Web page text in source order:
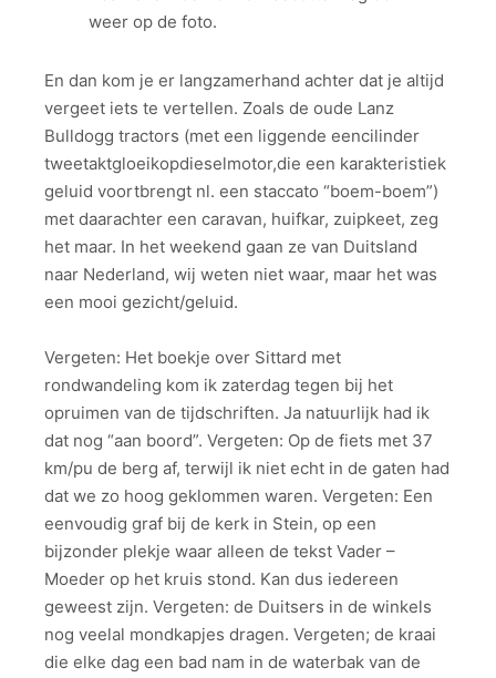
weer op de foto.
En dan kom je er langzamerhand achter dat je altijd
vergeet iets te vertellen. Zoals de oude Lanz
Bulldogg tractors (met een liggende eencilinder
tweetaktgloeikopdieselmotor,die een karakteristiek
geluid voortbrengt nl. een staccato “boem-boem”)
met daarachter een caravan, huifkar, zuipkeet, zeg
het maar. In het weekend gaan ze van Duitsland
naar Nederland, wij weten niet waar, maar het was
een mooi gezicht/geluid.
Vergeten: Het boekje over Sittard met
rondwandeling kom ik zaterdag tegen bij het
opruimen van de tijdschriften. Ja natuurlijk had ik
dat nog “aan boord”. Vergeten: Op de fiets met 37
km/pu de berg af, terwijl ik niet echt in de gaten had
dat we zo hoog geklommen waren. Vergeten: Een
eenvoudig graf bij de kerk in Stein, op een
bijzonder plekje waar alleen de tekst Vader –
Moeder op het kruis stond. Kan dus iedereen
geweest zijn. Vergeten: de Duitsers in de winkels
nog veelal mondkapjes dragen. Vergeten; de kraai
die elke dag een bad nam in de waterbak van de